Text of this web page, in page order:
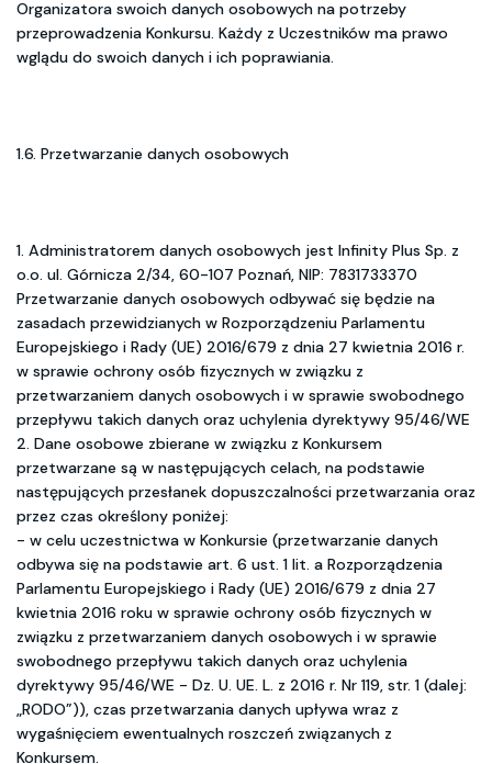
Organizatora swoich danych osobowych na potrzeby
przeprowadzenia Konkursu. Każdy z Uczestników ma prawo
wglądu do swoich danych i ich poprawiania.
1.6. Przetwarzanie danych osobowych
1. Administratorem danych osobowych jest Infinity Plus Sp. z
o.o. ul. Górnicza 2/34, 60-107 Poznań, NIP: 7831733370
Przetwarzanie danych osobowych odbywać się będzie na
zasadach przewidzianych w Rozporządzeniu Parlamentu
Europejskiego i Rady (UE) 2016/679 z dnia 27 kwietnia 2016 r.
w sprawie ochrony osób fizycznych w związku z
przetwarzaniem danych osobowych i w sprawie swobodnego
przepływu takich danych oraz uchylenia dyrektywy 95/46/WE
2. Dane osobowe zbierane w związku z Konkursem
przetwarzane są w następujących celach, na podstawie
następujących przesłanek dopuszczalności przetwarzania oraz
przez czas określony poniżej:
- w celu uczestnictwa w Konkursie (przetwarzanie danych
odbywa się na podstawie art. 6 ust. 1 lit. a Rozporządzenia
Parlamentu Europejskiego i Rady (UE) 2016/679 z dnia 27
kwietnia 2016 roku w sprawie ochrony osób fizycznych w
związku z przetwarzaniem danych osobowych i w sprawie
swobodnego przepływu takich danych oraz uchylenia
dyrektywy 95/46/WE - Dz. U. UE. L. z 2016 r. Nr 119, str. 1 (dalej:
„RODO”)), czas przetwarzania danych upływa wraz z
wygaśnięciem ewentualnych roszczeń związanych z
Konkursem.